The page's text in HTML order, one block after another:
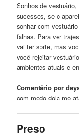
Sonhos de
sucessos, se o
sonhar com
falhas. Para ver
vai ter sorte, mas
você rejeitar
ambientes atuais e
Comentário por
com medo dela me
Preso